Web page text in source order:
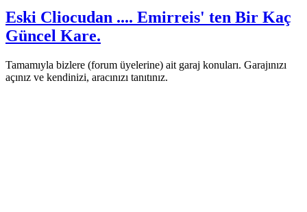
Eski Cliocudan .... Emirreis' ten Bir Kaç
Güncel Kare.
Tamamıyla bizlere (forum üyelerine) ait garaj konuları. Garajınızı
açınız ve kendinizi, aracınızı tanıtınız.